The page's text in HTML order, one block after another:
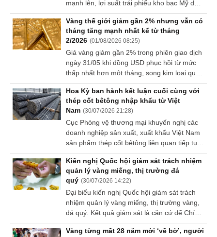
mạnh lên, lợi suất trái phiếu kho bạc Mỹ duy
trì ở mức cao và giá dầu phục hồi đã tạo áp
lực lên giá vàng.
Vàng thế giới giảm gần 2% nhưng vẫn có
tháng tăng mạnh nhất kể từ tháng
2/2026 (01/08/2026 08:25)
Giá vàng giảm gần 2% trong phiên giao dịch
ngày 31/05 khi đồng USD phục hồi từ mức
thấp nhất hơn một tháng, song kim loại quý
vẫn trên đà ghi nhận tháng tăng đầu tiên sau
5 tháng nhờ lạm phát tại Mỹ hạ nhiệt, làm
giảm kỳ vọng Fed tiếp tục nâng lãi suất.
Hoa Kỳ ban hành kết luận cuối cùng với
thép cốt bêtông nhập khẩu từ Việt
Nam (30/07/2026 21:28)
Cục Phòng vệ thương mại khuyến nghị các
doanh nghiệp sản xuất, xuất khẩu Việt Nam
sản phẩm thép cốt bêtông liên quan tiếp tục
theo dõi diễn biến kết luận cuối cùng của
ITC và lệnh áp thuế của DOC.
Kiến nghị Quốc hội giám sát trách nhiệm
quản lý vàng miếng, thị trường đá
quý (30/07/2026 14:22)
Đại biểu kiến nghị Quốc hội giám sát trách
nhiệm quản lý vàng miếng, thị trường vàng,
đá quý. Kết quả giám sát là căn cứ để Chính
phủ hoàn thiện hành lang pháp lý, tăng
khung xử phạt với hành vi làm giả vàng, đá
Vàng từng mất 28 năm mới ‘về bờ’, người
Dữ
liệu
tài